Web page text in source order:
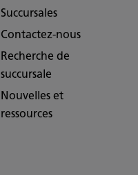
Succursales
Contactez-nous
Recherche de
succursale
Nouvelles et
ressources